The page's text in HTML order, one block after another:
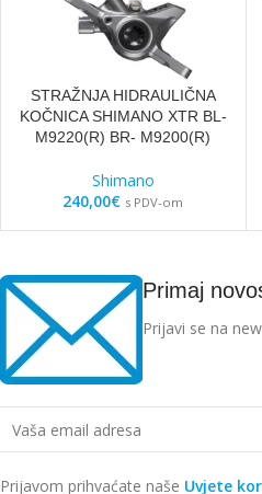
STRAŽNJA HIDRAULIČNA
KOČNICA SHIMANO XTR BL-
M9220(R) BR- M9200(R)
Shimano
240,00€ s PDV-om
Primaj
Prijavi se na
Prijavom prihvaćate naše Uvjete